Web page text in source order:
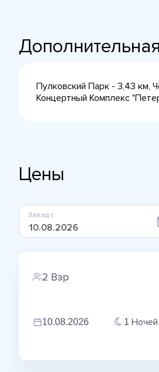
Пулковский Парк - 3,43 км,
Концертный Комплекс
Цены
Заезд с
2 Взр
10.08.2026 1 Ночей